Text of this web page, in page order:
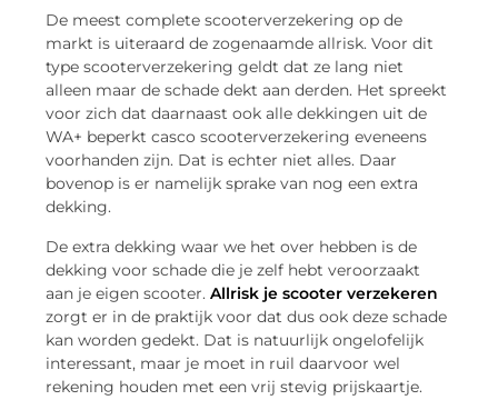
De meest complete scooterverzekering op de
markt is uiteraard de zogenaamde allrisk. Voor dit
type scooterverzekering geldt dat ze lang niet
alleen maar de schade dekt aan derden. Het spreekt
voor zich dat daarnaast ook alle dekkingen uit de
WA+ beperkt casco scooterverzekering eveneens
voorhanden zijn. Dat is echter niet alles. Daar
bovenop is er namelijk sprake van nog een extra
dekking.
De extra dekking waar we het over hebben is de
dekking voor schade die je zelf hebt veroorzaakt
aan je eigen scooter.Allrisk je scooter verzekeren
zorgt er in de praktijk voor dat dus ook deze schade
kan worden gedekt. Dat is natuurlijk ongelofelijk
interessant, maar je moet in ruil daarvoor wel
rekening houden met een vrij stevig prijskaartje.